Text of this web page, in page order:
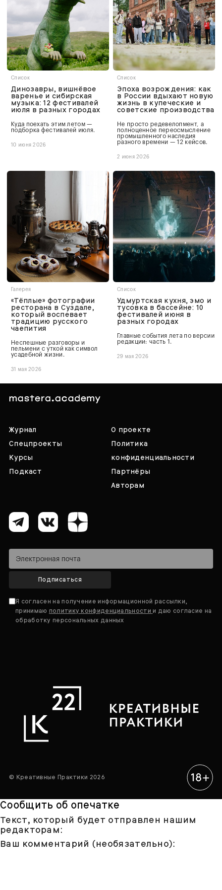
Список
Динозавры, вишнёвое
варенье и сибирская
музыка: 12 фестивалей
июля в разных городах
Куда поехать этим летом —
подборка фестивалей июля.
10 июня 2026
Список
Эпоха возрождения: как
в России вдыхают новую
жизнь в купеческие и
советские производства
Не просто редевелопмент, а
полноценное переосмысление
промышленного наследия
разного времени — 12 кейсов.
2 июня 2026
Галерея
«Тёплые» фотографии
ресторана в Суздале,
который воспевает
традицию русского
чаепития
Неспешные разговоры и
пельмени с уткой как символ
усадебной жизни.
31 мая 2026
Список
Удмуртская кухня, эмо и
тусовка в бассейне: 10
фестивалей июня в
разных городах
Главные события лета по версии
редакции: часть 1.
29 мая 2026
Журнал
Спецпроекты
Курсы
Подкаст
О проекте
Политика
конфиденциальности
Партнёры
Авторам
Подписаться
Я согласен на получение информационной рассылки,
принимаю политику конфиденциальностии даю согласие на
обработку персональных данных
© Креативные Практики 2026
Сообщить об опечатке
Текст, который будет отправлен нашим
редакторам:
Ваш комментарий (необязательно):